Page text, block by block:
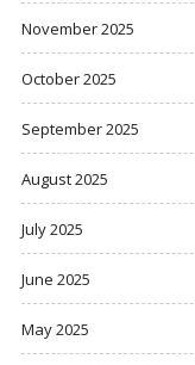
November 2025
October 2025
September 2025
August 2025
July 2025
June 2025
May 2025